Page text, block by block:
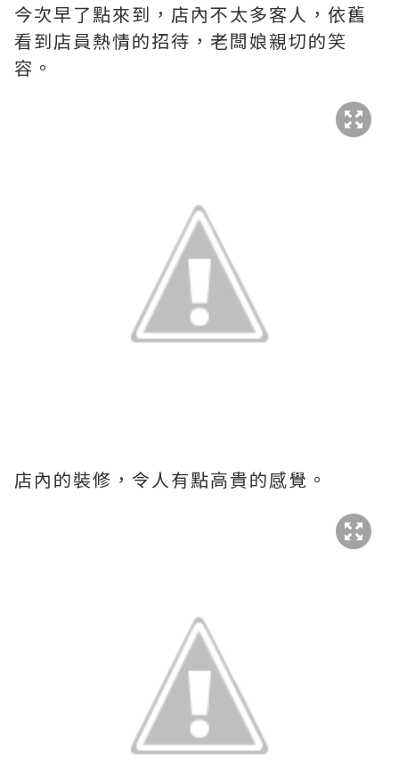
今次早了點來到，店內不太多客人，依舊
看到店員熱情的招待，老闆娘親切的笑
容。
店內的裝修，令人有點高貴的感覺。